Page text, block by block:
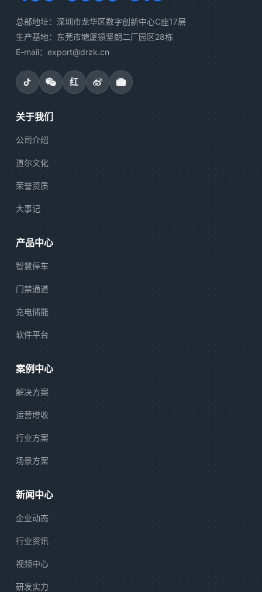
总部地址：深圳市龙华区数字创新中心C座17层
生产基地：东莞市塘厦镇坚朗二厂园区28栋
E-mail：export@drzk.cn
红
关于我们
公司介绍
道尔文化
荣誉资质
大事记
产品中心
智慧停车
门禁通道
充电储能
软件平台
案例中心
解决方案
运营增收
行业方案
场景方案
新闻中心
企业动态
行业资讯
视频中心
研发实力